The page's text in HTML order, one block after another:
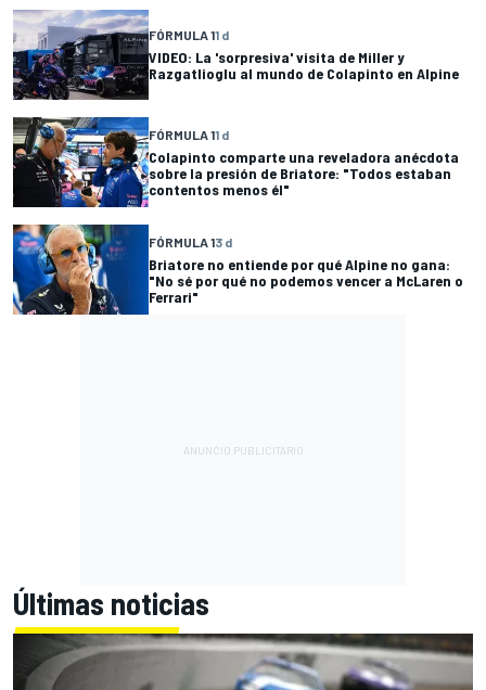
FÓRMULA 11 d
VIDEO: La 'sorpresiva' visita de Miller y
Razgatlioglu al mundo de Colapinto en Alpine
FÓRMULA 11 d
Colapinto comparte una reveladora anécdota
sobre la presión de Briatore: "Todos estaban
contentos menos él"
FÓRMULA 13 d
Briatore no entiende por qué Alpine no gana:
"No sé por qué no podemos vencer a McLaren o
Ferrari"
Últimas noticias